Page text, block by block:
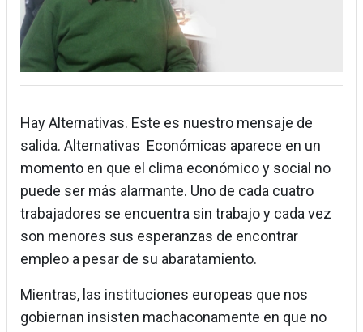
Hay Alternativas. Este es nuestro mensaje de
salida. Alternativas Económicas aparece en un
momento en que el clima económico y social no
puede ser más alarmante. Uno de cada cuatro
trabajadores se encuentra sin trabajo y cada vez
son menores sus esperanzas de encontrar
empleo a pesar de su abaratamiento.
Mientras, las instituciones europeas que nos
gobiernan insisten machaconamente en que no